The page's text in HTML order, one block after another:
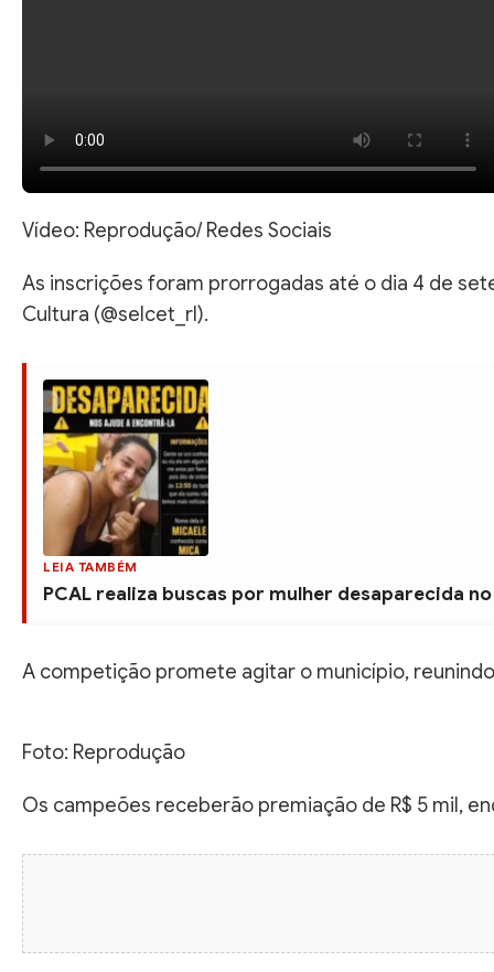
Vídeo: Reprodução/ Redes Sociais
As inscrições foram prorrogadas até o dia 4 de
Cultura (@selcet_rl).
LEIA TAMBÉM
PCAL realiza buscas por mulher desaparecida
A competição promete agitar o município,
Foto: Reprodução
Os campeões receberão premiação de R$ 5 mil,